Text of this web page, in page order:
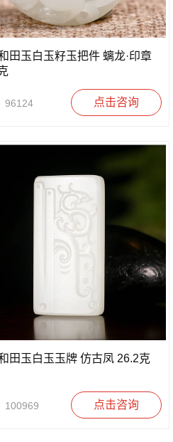
田玉白玉籽玉把件 螭龙·印章
96124 点击咨询
田玉白玉玉牌 仿古凤 26.2克
100969 点击咨询